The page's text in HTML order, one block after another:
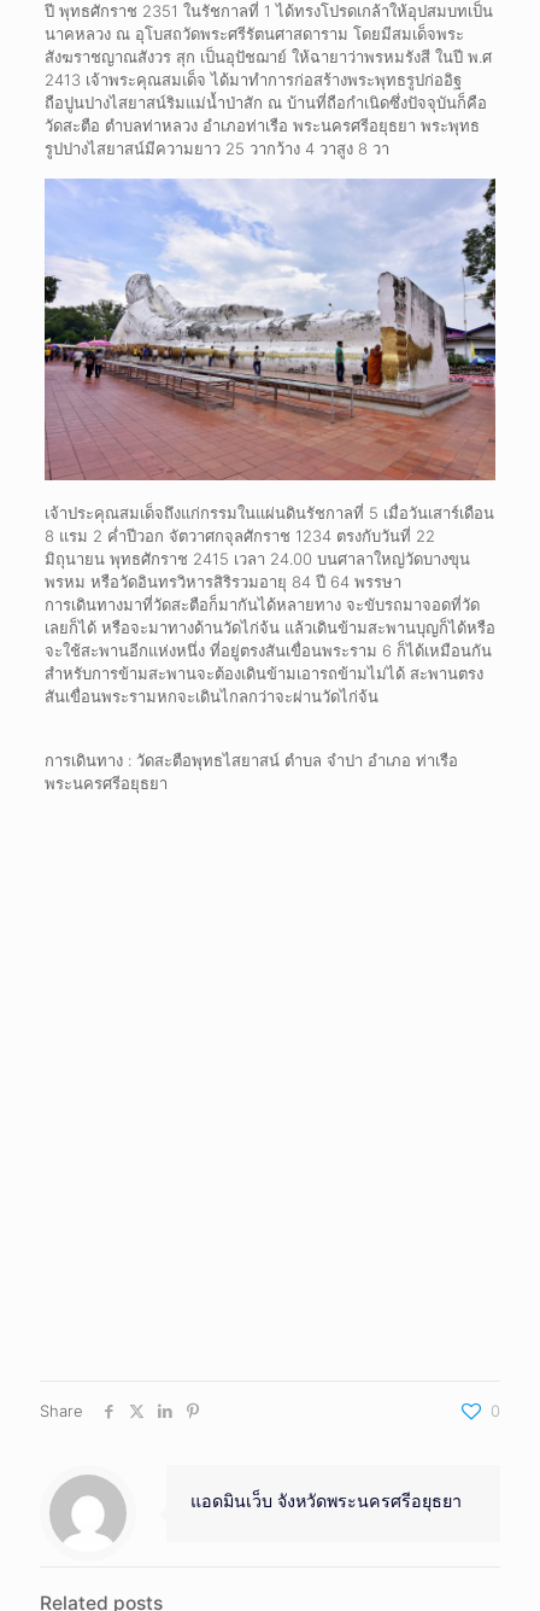
ปี พุทธศักราช 2351 ในรัชกาลที่ 1 ได้ทรงโปรดเกล้าให้อุปสมบทเป็น
นาคหลวง ณ อุโบสถวัดพระศรีรัตนศาสดาราม โดยมีสมเด็จพระ
สังฆราชญาณสังวร สุก เป็นอุปัชฌาย์ ให้ฉายาว่าพรหมรังสี ในปี พ.ศ
2413 เจ้าพระคุณสมเด็จ ได้มาทำการก่อสร้างพระพุทธรูปก่ออิฐ
ถือปูนปางไสยาสน์ริมแม่น้ำป่าสัก ณ บ้านที่ถือกำเนิดซึ่งปัจจุบันก็คือ
วัดสะตือ ตำบลท่าหลวง อำเภอท่าเรือ พระนครศรีอยุธยา พระพุทธ
รูปปางไสยาสน์มีความยาว 25 วากว้าง 4 วาสูง 8 วา
เจ้าประคุณสมเด็จถึงแก่กรรมในแผ่นดินรัชกาลที่ 5 เมื่อวันเสาร์เดือน
8 แรม 2 ค่ำปีวอก จัตวาศกจุลศักราช 1234 ตรงกับวันที่ 22
มิถุนายน พุทธศักราช 2415 เวลา 24.00 บนศาลาใหญ่วัดบางขุน
พรหม หรือวัดอินทรวิหารสิริรวมอายุ 84 ปี 64 พรรษา
การเดินทางมาที่วัดสะตือก็มากันได้หลายทาง จะขับรถมาจอดที่วัด
เลยก็ได้ หรือจะมาทางด้านวัดไก่จ้น แล้วเดินข้ามสะพานบุญก็ได้หรือ
จะใช้สะพานอีกแห่งหนึ่ง ที่อยู่ตรงสันเขื่อนพระราม 6 ก็ได้เหมือนกัน
สำหรับการข้ามสะพานจะต้องเดินข้ามเอารถข้ามไม่ได้ สะพานตรง
สันเขื่อนพระรามหกจะเดินไกลกว่าจะผ่านวัดไก่จ้น
การเดินทาง : วัดสะตือพุทธไสยาสน์ ตำบล จำปา อำเภอ ท่าเรือ
พระนครศรีอยุธยา
Share 0
แอดมินเว็บ จังหวัดพระนครศรีอยุธยา
Related posts